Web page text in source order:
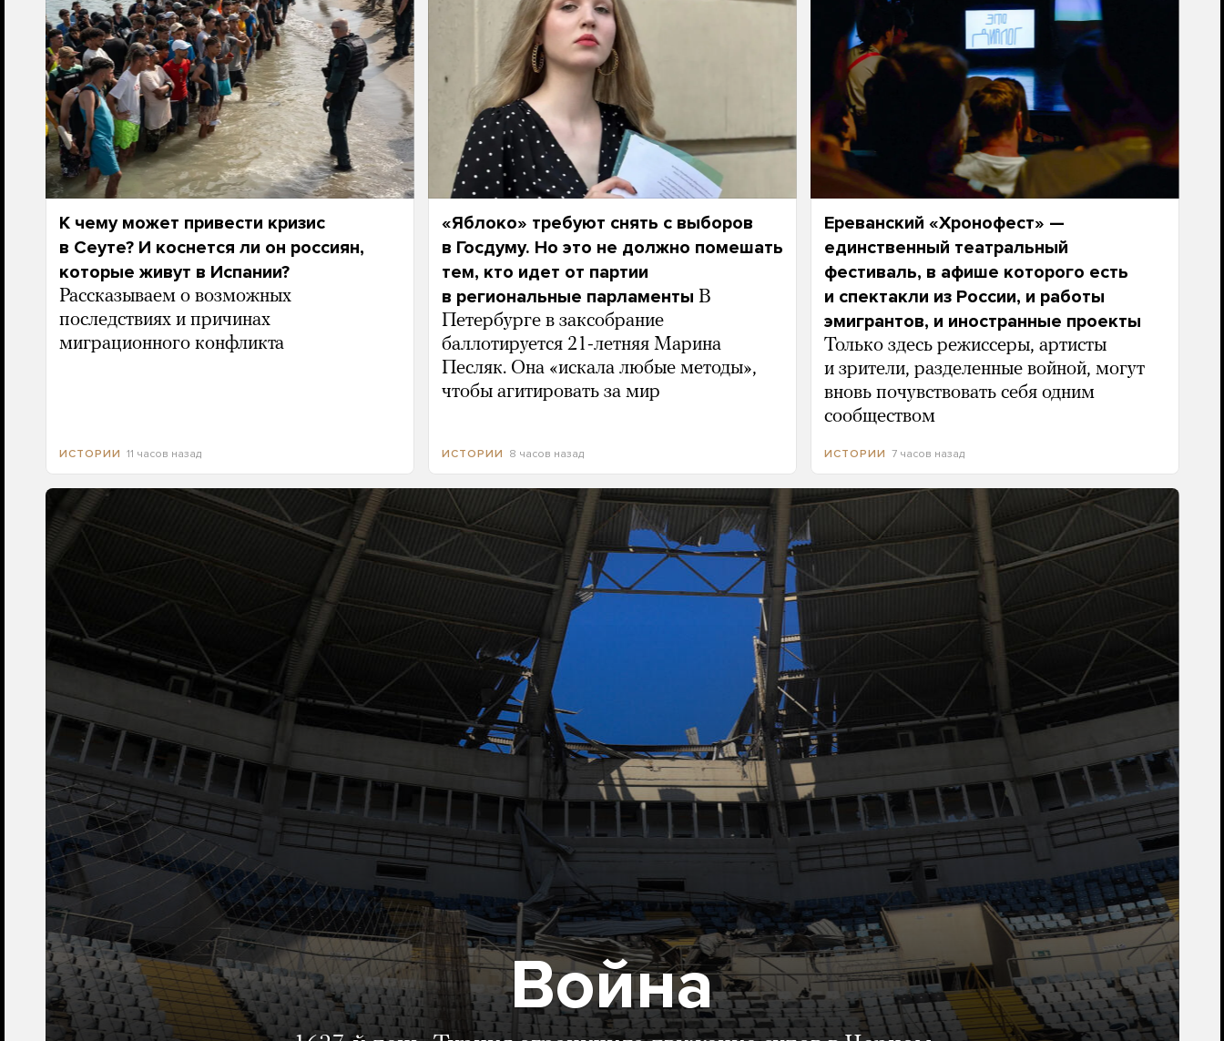
К чему может привести кризис
в Сеуте? И коснется ли он россиян,
которые живут в Испании?
Рассказываем о возможных
последствиях и причинах
миграционного конфликта
ИСТОРИИ 11 часов назад
«Яблоко» требуют снять с выборов
в Госдуму. Но это не должно помешать
тем, кто идет от партии
в региональные парламенты В
Петербурге в заксобрание
баллотируется 21-летняя Марина
Песляк. Она «искала любые методы»,
чтобы агитировать за мир
ИСТОРИИ 8 часов назад
Ереванский «Хронофест» —
единственный театральный
фестиваль, в афише которого есть
и спектакли из России, и работы
эмигрантов, и иностранные проекты
Только здесь режиссеры, артисты
и зрители, разделенные войной, могут
вновь почувствовать себя одним
сообществом
ИСТОРИИ 7 часов назад
Война